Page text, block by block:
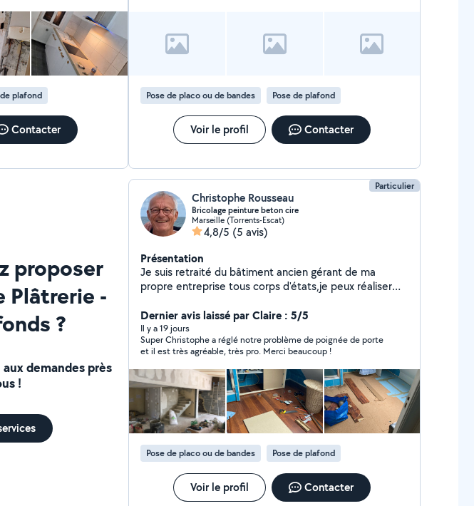
à la poubelle.
plafond
Contacter
Pose de placo ou de bandes Pose de plafond
Voir le profil Contacter
proposer
Plâtrerie -
?
demandes près
!
Particulier
Christophe Rousseau
Bricolage peinture beton cire
Marseille (Torrents-Escat)
4,8/5 (5 avis)
Présentation
Je suis retraité du bâtiment ancien gérant de ma
propre entreprise tous corps d'états,je peux réaliser
kit,poser de la faïence murale tout en maintenant le
chantier propre. Avec mes 37 ans d'expérience je peux
vous conseiller et vous accompagner dans vos projets
de rénovation et aussi mettre mon expertise à votre
service avant l'achat d'un bien immobilier. Bons travaux
et à bientôt sur ALLOVOISINS
Dernier avis laissé par Claire : 5/5
Il y a 19 jours
Super Christophe a réglé notre problème de poignée de porte
et il est très agréable, très pro. Merci beaucoup !
Pose de placo ou de bandes Pose de plafond
Voir le profil Contacter